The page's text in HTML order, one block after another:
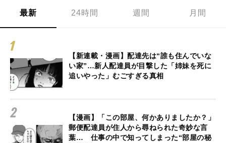
最新 24時間 週間 月間
【新連載・漫画】配達先は“誰も住んでいな
い家”…新人配達員が目撃した「姉妹を死に
追いやった」むごすぎる真相
【漫画】「この部屋、何かありましたか？」
郵便配達員が住人から尋ねられた奇妙な言
葉… 仕事の中で知ってしまった“部屋の秘